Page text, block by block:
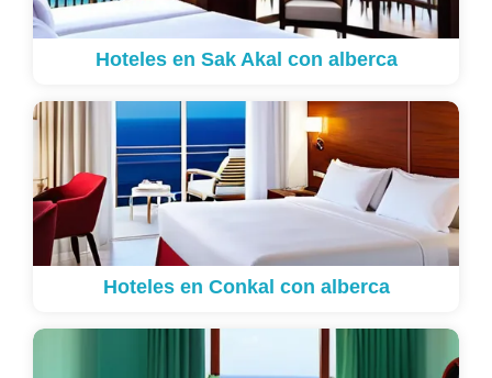
Hoteles en Sak Akal con alberca
Hoteles en Conkal con alberca